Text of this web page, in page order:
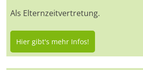
Als Elternzeitvertretung.
Hier gibt's mehr Infos!